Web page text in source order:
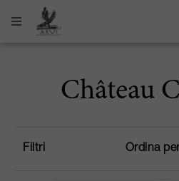
Château
Filtri Ordina